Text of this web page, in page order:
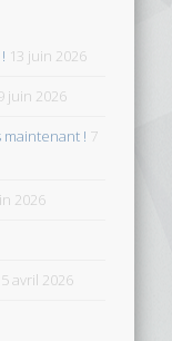
13 juin 2026
juin 2026
maintenant ! 7
2026
5 avril 2026